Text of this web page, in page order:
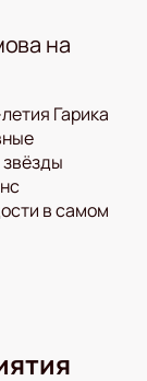
на
Гарика
в самом